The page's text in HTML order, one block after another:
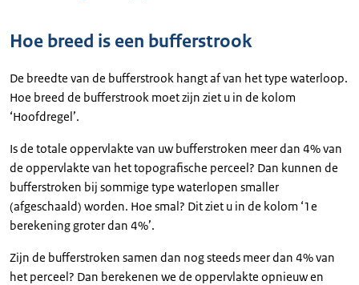
Hoe breed is een bufferstrook
De breedte van de bufferstrook hangt af van het type waterloop.
Hoe breed de bufferstrook moet zijn ziet u in de kolom
‘Hoofdregel’.
Is de totale oppervlakte van uw bufferstroken meer dan 4% van
de oppervlakte van het topografische perceel? Dan kunnen de
bufferstroken bij sommige type waterlopen smaller
(afgeschaald) worden. Hoe smal? Dit ziet u in de kolom ‘1e
berekening groter dan 4%’.
Zijn de bufferstroken samen dan nog steeds meer dan 4% van
het perceel? Dan berekenen we de oppervlakte opnieuw en